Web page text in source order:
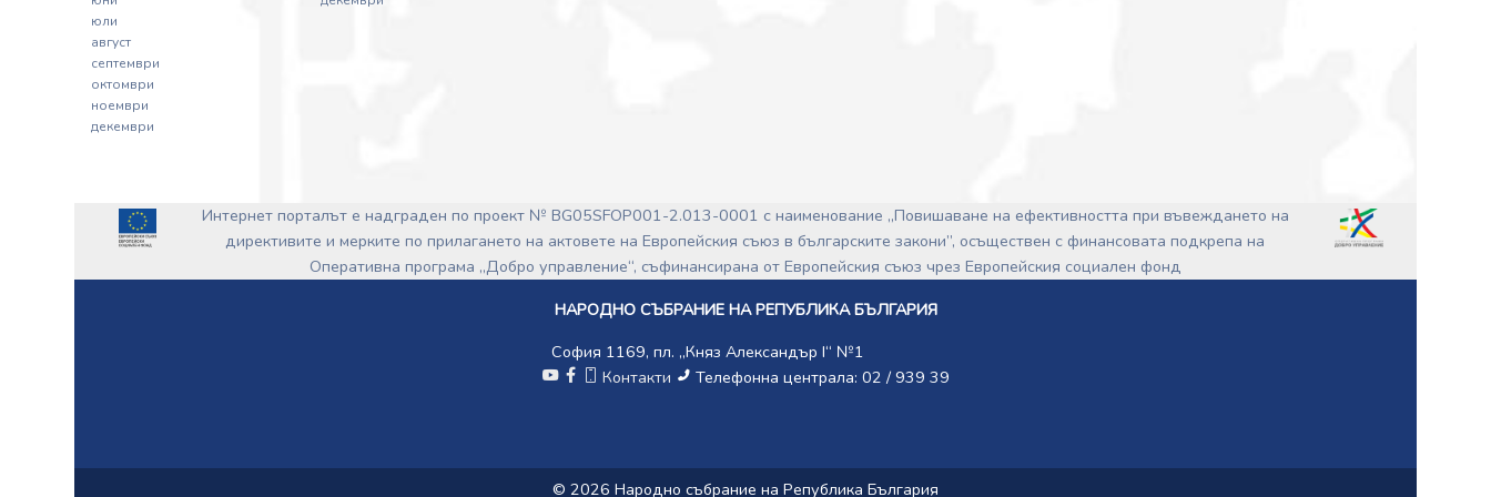
юли
август
септември
октомври
ноември
декември
Интернет порталът е надграден по проект № BG05SFOP001-2.013-0001 с наименование „Повишаване на ефективността при въвеждането на
директивите и мерките по прилагането на актовете на Европейския съюз в българските закони”, осъществен с финансовата подкрепа на
Оперативна програма „Добро управление“, съфинансирана от Европейския съюз чрез Европейския социален фонд
НАРОДНО СЪБРАНИЕ НА РЕПУБЛИКА БЪЛГАРИЯ
София 1169, пл. „Княз Александър I“ №1
Контакти
Телефонна централа: 02 / 939 39
© 2026 Народно събрание на Република България